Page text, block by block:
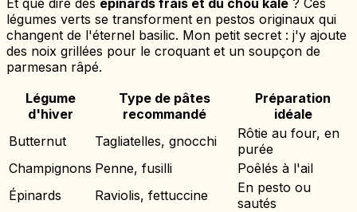
légumes verts se transforment en pestos originaux qui
changent de l'éternel basilic. Mon petit secret : j'y ajoute
des noix grillées pour le croquant et un soupçon de
parmesan râpé.
Légume
d'hiver
Type de pâtes
recommandé
Préparation
idéale
Butternut
Tagliatelles, gnocchi
Rôtie au four, en
purée
Champignons Penne, fusilli
Poêlés à l'ail
Épinards
Raviolis, fettuccine
En pesto ou
sautés